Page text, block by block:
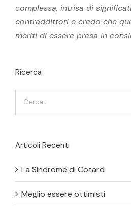
complessa, intrisa di
contraddittori e credo che
meriti di essere presa in
Ricerca
Articoli Recenti
La Sindrome di Cotard
Meglio essere ottimisti